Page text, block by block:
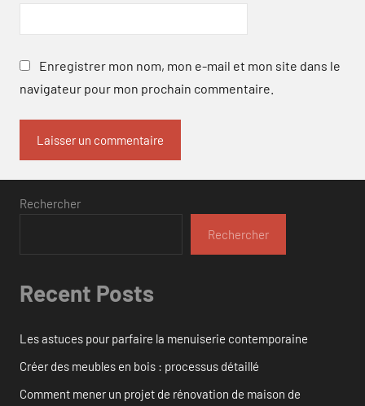
Enregistrer mon nom, mon e-mail et mon site dans le
navigateur pour mon prochain commentaire.
Rechercher
Rechercher
Recent Posts
Les astuces pour parfaire la menuiserie contemporaine
Créer des meubles en bois : processus détaillé
Comment mener un projet de rénovation de maison de